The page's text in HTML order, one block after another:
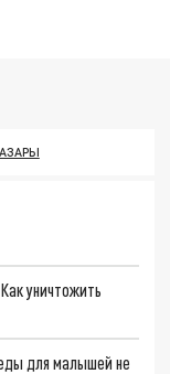
уничтожить
для малышей не